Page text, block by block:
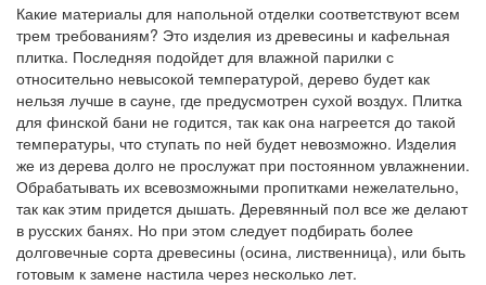
Какие материалы для напольной отделки соответствуют всем
трем требованиям? Это изделия из древесины и кафельная
плитка. Последняя подойдет для влажной парилки с
относительно невысокой температурой, дерево будет как
нельзя лучше в сауне, где предусмотрен сухой воздух. Плитка
для финской бани не годится, так как она нагреется до такой
температуры, что ступать по ней будет невозможно. Изделия
же из дерева долго не прослужат при постоянном увлажнении.
Обрабатывать их всевозможными пропитками нежелательно,
так как этим придется дышать. Деревянный пол все же делают
в русских банях. Но при этом следует подбирать более
долговечные сорта древесины (осина, лиственница), или быть
готовым к замене настила через несколько лет.